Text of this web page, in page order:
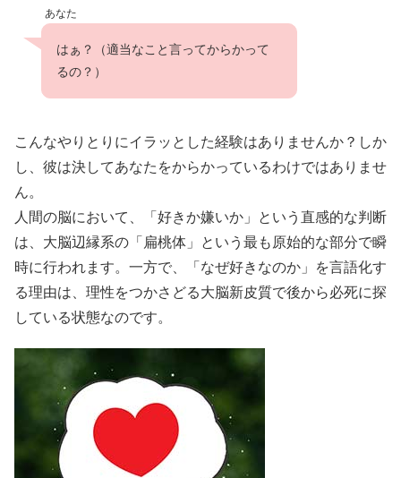
あなた
はぁ？（適当なこと言ってからかって
るの？）
こんなやりとりにイラッとした経験はありませんか？しか
し、彼は決してあなたをからかっているわけではありませ
ん。
人間の脳において、「好きか嫌いか」という直感的な判断
は、大脳辺縁系の「扁桃体」という最も原始的な部分で瞬
時に行われます。一方で、「なぜ好きなのか」を言語化す
る理由は、理性をつかさどる大脳新皮質で後から必死に探
している状態なのです。